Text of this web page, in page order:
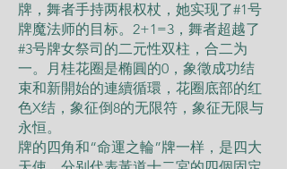
牌，舞者手持两根权杖，她实现了#1号
牌魔法师的目标。2+1=3，舞者超越了
#3号牌女祭司的二元性双柱，合二为
一。月桂花圈是椭圓的0，象徵成功结
束和新開始的連續循環，花圈底部的红
色X结，象征倒8的无限符，象征无限与
永恒。
牌的四角和“命運之輪”牌一样，是四大